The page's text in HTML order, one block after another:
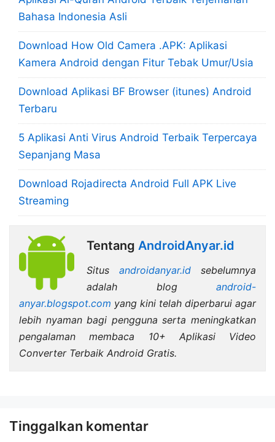
Bahasa Indonesia Asli
Download How Old Camera .APK: Aplikasi
Kamera Android dengan Fitur Tebak Umur/Usia
Download Aplikasi BF Browser (itunes) Android
Terbaru
5 Aplikasi Anti Virus Android Terbaik Terpercaya
Sepanjang Masa
Download Rojadirecta Android Full APK Live
Streaming
Tentang AndroidAnyar.id
Situs androidanyar.id sebelumnya
adalah blog android-
anyar.blogspot.com yang kini telah diperbarui agar
lebih nyaman bagi pengguna serta meningkatkan
pengalaman membaca 10+ Aplikasi Video
Converter Terbaik Android Gratis.
Tinggalkan komentar